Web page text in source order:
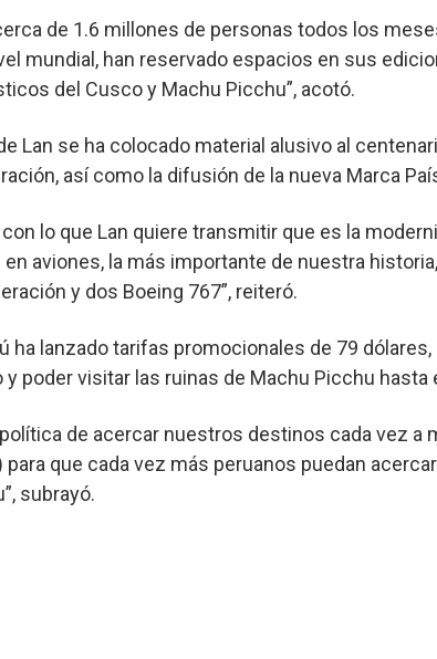
de 1.6 millones de personas todos los
mundial, han reservado espacios en sus
del Cusco y Machu Picchu”, acotó.
Lan se ha colocado material alusivo al
así como la difusión de la nueva Marca
lo que Lan quiere transmitir que es la
aviones, la más importante de nuestra
y dos Boeing 767”, reiteró.
ha lanzado tarifas promocionales de 79
poder visitar las ruinas de Machu Picchu hasta
de acercar nuestros destinos cada vez a
que cada vez más peruanos puedan
subrayó.